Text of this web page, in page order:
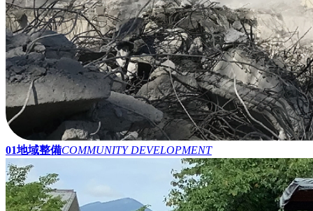
01地域整備COMMUNITY DEVELOPMENT